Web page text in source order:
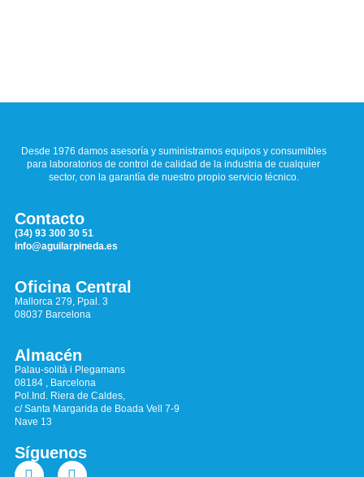
Desde 1976 damos asesoría y suministramos equipos y consumibles
para laboratorios de control de calidad de la industria de cualquier
sector, con la garantía de nuestro propio servicio técnico.
Contacto
(34) 93 300 30 51
info@aguilarpineda.es
Oficina Central
Mallorca 279, Ppal. 3
08037 Barcelona
Almacén
Palau-solità i Plegamans
08184 , Barcelona
Pol.Ind. Riera de Caldes,
c/ Santa Margarida de Boada Vell 7-9
Nave 13
Síguenos